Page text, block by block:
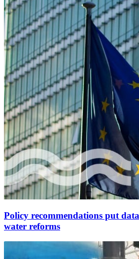
Policy recommendations put
water reforms